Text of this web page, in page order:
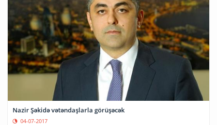
Nazir Şəkidə vətəndaşlarla görüşəcək
04-07-2017